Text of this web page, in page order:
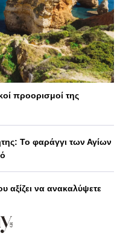
προορισμοί της
Το φαράγγι των Αγίων
να ανακαλύψετε